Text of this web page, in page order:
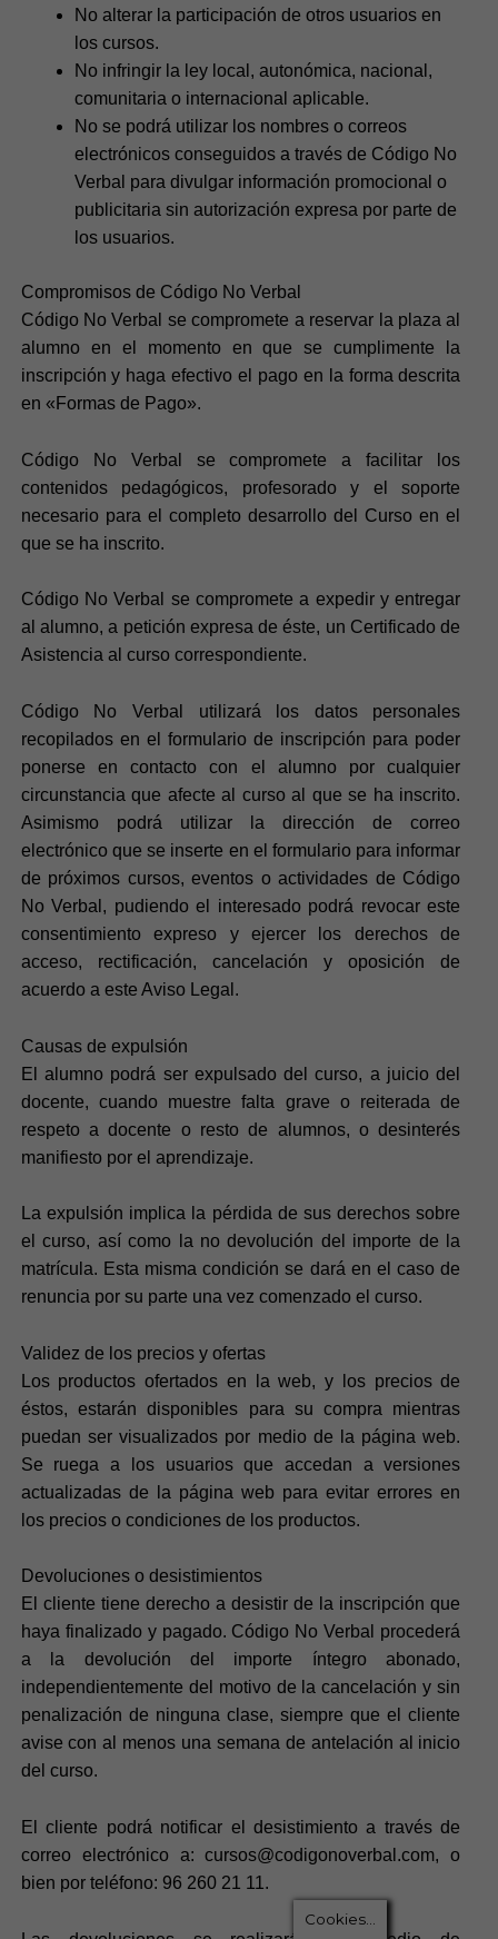
No alterar la participación de otros usuarios en
los cursos.
No infringir la ley local, autonómica, nacional,
comunitaria o internacional aplicable.
No se podrá utilizar los nombres o correos
electrónicos conseguidos a través de Código No
Verbal para divulgar información promocional o
publicitaria sin autorización expresa por parte de
los usuarios.
Compromisos de Código No Verbal
Código No Verbal se compromete a reservar la plaza al
alumno en el momento en que se cumplimente la
inscripción y haga efectivo el pago en la forma descrita
en «Formas de Pago».
Código No Verbal se compromete a facilitar los
contenidos pedagógicos, profesorado y el soporte
necesario para el completo desarrollo del Curso en el
que se ha inscrito.
Código No Verbal se compromete a expedir y entregar
al alumno, a petición expresa de éste, un Certificado de
Asistencia al curso correspondiente.
Código No Verbal utilizará los datos personales
recopilados en el formulario de inscripción para poder
ponerse en contacto con el alumno por cualquier
circunstancia que afecte al curso al que se ha inscrito.
Asimismo podrá utilizar la dirección de correo
electrónico que se inserte en el formulario para informar
de próximos cursos, eventos o actividades de Código
No Verbal, pudiendo el interesado podrá revocar este
consentimiento expreso y ejercer los derechos de
acceso, rectificación, cancelación y oposición de
acuerdo a este Aviso Legal.
Causas de expulsión
El alumno podrá ser expulsado del curso, a juicio del
docente, cuando muestre falta grave o reiterada de
respeto a docente o resto de alumnos, o desinterés
manifiesto por el aprendizaje.
La expulsión implica la pérdida de sus derechos sobre
el curso, así como la no devolución del importe de la
matrícula. Esta misma condición se dará en el caso de
renuncia por su parte una vez comenzado el curso.
Validez de los precios y ofertas
Los productos ofertados en la web, y los precios de
éstos, estarán disponibles para su compra mientras
puedan ser visualizados por medio de la página web.
Se ruega a los usuarios que accedan a versiones
actualizadas de la página web para evitar errores en
los precios o condiciones de los productos.
Devoluciones o desistimientos
El cliente tiene derecho a desistir de la inscripción que
haya finalizado y pagado. Código No Verbal procederá
a la devolución del importe íntegro abonado,
independientemente del motivo de la cancelación y sin
penalización de ninguna clase, siempre que el cliente
avise con al menos una semana de antelación al inicio
del curso.
El cliente podrá notificar el desistimiento a través de
correo electrónico a: cursos@codigonoverbal.com, o
bien por teléfono: 96 260 21 11.
Cookies...